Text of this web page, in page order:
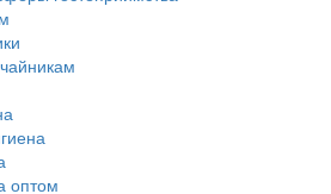
оптом